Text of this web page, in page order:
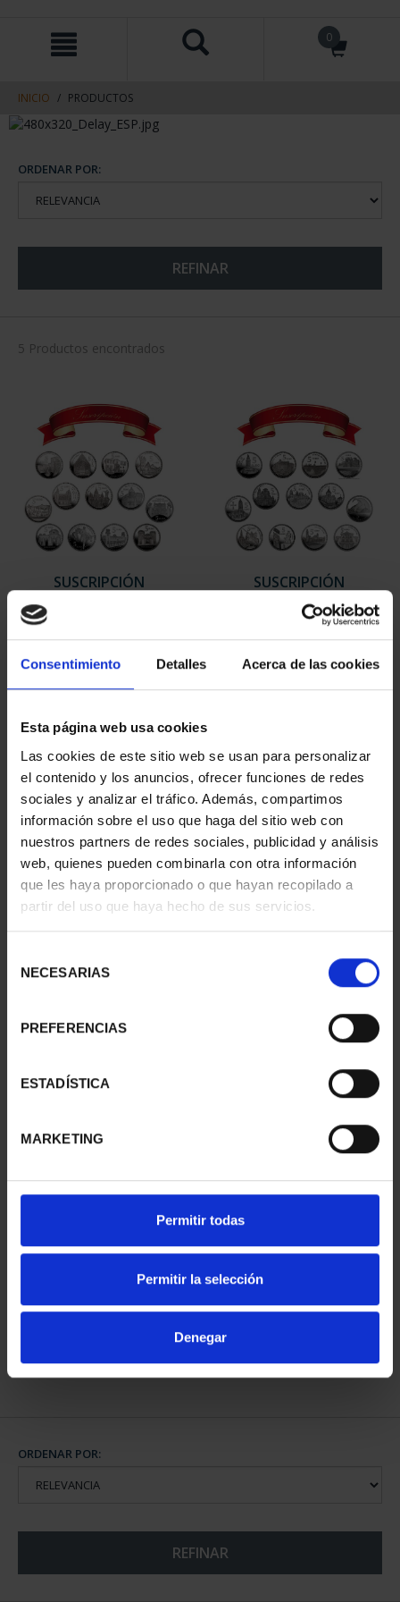
Consentimiento Detalles Acerca de las cookies
Esta página web usa cookies
Las cookies de este sitio web se usan para personalizar
el contenido y los anuncios, ofrecer funciones de redes
sociales y analizar el tráfico. Además, compartimos
información sobre el uso que haga del sitio web con
nuestros partners de redes sociales, publicidad y análisis
web, quienes pueden combinarla con otra información
que les haya proporcionado o que hayan recopilado a
partir del uso que haya hecho de sus servicios.
NECESARIAS
PREFERENCIAS
ESTADÍSTICA
MARKETING
Permitir todas
Permitir la selección
Denegar
contenido
navegacin
0
INICIO PRODUCTOS
ORDENAR POR:
REFINAR
5 Productos encontrados
SUSCRIPCIÓN
949,00 €
Sólo para usuarios
registrados
SUSCRIPCIÓN
CAPITALES DE
PROVINCIA 2
949,00 €
Sólo para usuarios
registrados
SUSCRIPCIÓN
CAPITALES DE
949,00 €
registrados
SUSCRIPCIÓN
CAPITALES DE
949,00 €
registrados
CAPITALES DE
COMPLET...
3.796,00 €
ORDENAR POR:
REFINAR